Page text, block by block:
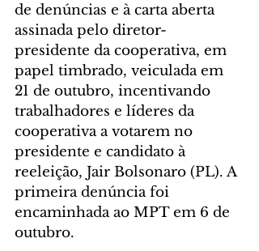
de denúncias e à carta aberta
assinada pelo diretor-
presidente da cooperativa, em
papel timbrado, veiculada em
21 de outubro, incentivando
trabalhadores e líderes da
cooperativa a votarem no
presidente e candidato à
reeleição, Jair Bolsonaro (PL). A
primeira denúncia foi
encaminhada ao MPT em 6 de
outubro.